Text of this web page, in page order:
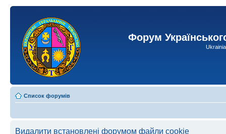
Форум
Список форумів
Видалити встановлені форумом файли cookie